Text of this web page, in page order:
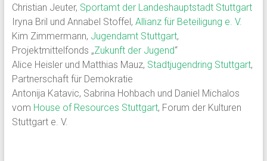
Christian Jeuter, Sportamt der Landeshauptstadt Stuttgart
Iryna Bril und Annabel Stoffel, Allianz für Beteiligung e. V.
Kim Zimmermann, Jugendamt Stuttgart,
Projektmittelfonds „Zukunft der Jugend“
Alice Heisler und Matthias Mauz, Stadtjugendring Stuttgart,
Partnerschaft für Demokratie
Antonija Katavic, Sabrina Hohbach und Daniel Michalos
vom House of Resources Stuttgart, Forum der Kulturen
Stuttgart e. V.